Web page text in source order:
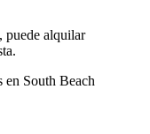
puede alquilar
en South Beach